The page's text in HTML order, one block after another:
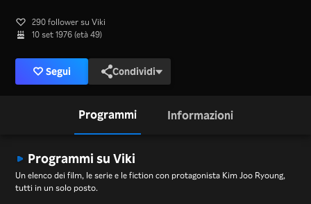
290 follower su Viki
10 set 1976 (età 49)
Segui Condividi
Programmi Informazioni
Programmi su Viki
Un elenco dei film, le serie e le fiction con protagonista Kim Joo Ryoung,
tutti in un solo posto.